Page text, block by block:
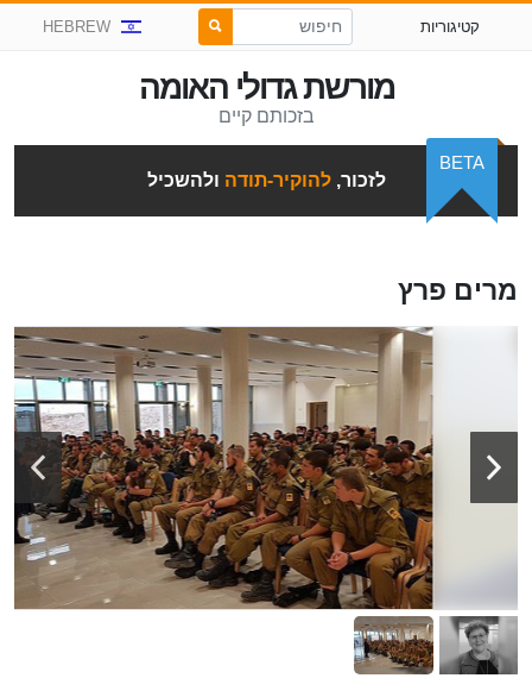
קטיגוריות HEBREW
מורשת גדולי האומה
בזכותם קיים
לזכור,להוקיר-תודה ולהשכיל
BETA
מרים פרץ